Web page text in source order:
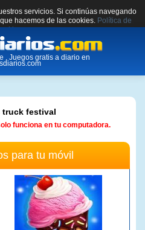
servicios. Si continúas navegando
hacemos de las cookies. Política de
, Juegos gratis a diario en
truck festival
funciona en tu computadora.
para tu móvil